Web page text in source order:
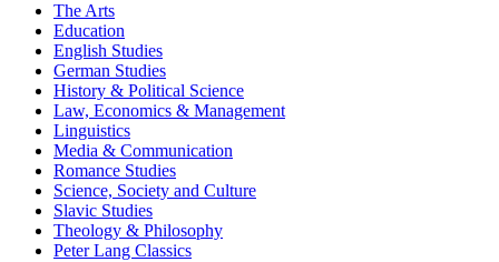
The Arts
Education
English Studies
German Studies
History & Political Science
Law, Economics & Management
Linguistics
Media & Communication
Romance Studies
Science, Society and Culture
Slavic Studies
Theology & Philosophy
Peter Lang Classics